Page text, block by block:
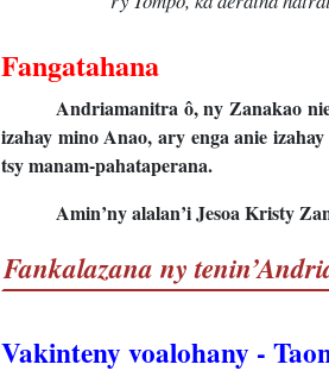
Fangatahana
Andriamanitra ô, ny Zanakao
izahay mino Anao, ary enga anie
tsy manam-pahataperana.
Amin’ny alalan’i Jesoa Kristy
Fankalazana ny
Vakinteny voalohany -